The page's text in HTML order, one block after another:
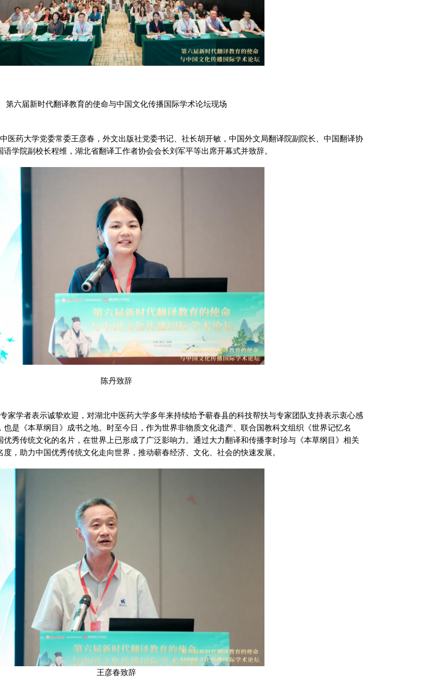
第六届新时代翻译教育的使命与中国文化传播国际学术论坛现场
药大学党委常委王彦春，外文出版社党委书记、社长胡开敏，中国外文局翻译院副院长、中国翻译协
学院副校长程维，湖北省翻译工作者协会会长刘军平等出席开幕式并致辞。
陈丹致辞
学者表示诚挚欢迎，对湖北中医药大学多年来持续给予蕲春县的科技帮扶与专家团队支持表示衷心感
是《本草纲目》成书之地。时至今日，作为世界非物质文化遗产、联合国教科文组织《世界记忆名
秀传统文化的名片，在世界上已形成了广泛影响力。通过大力翻译和传播李时珍与《本草纲目》相关
，助力中国优秀传统文化走向世界，推动蕲春经济、文化、社会的快速发展。
王彦春致辞